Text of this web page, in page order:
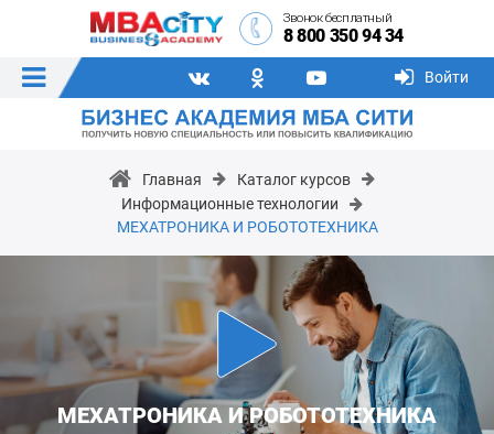
Звонок бесплатный
8 800 350 94 34
Войти
Главная
Каталог курсов
Информационные технологии
МЕХАТРОНИКА И РОБОТОТЕХНИКА
МЕХАТРОНИКА И РОБОТОТЕХНИКА